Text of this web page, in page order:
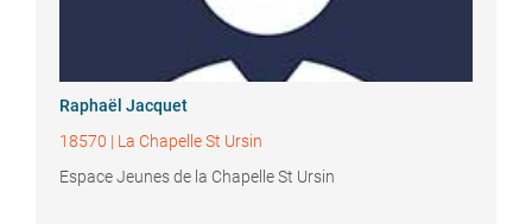
Raphaël Jacquet
18570 | La Chapelle St Ursin
Espace Jeunes de la Chapelle St Ursin